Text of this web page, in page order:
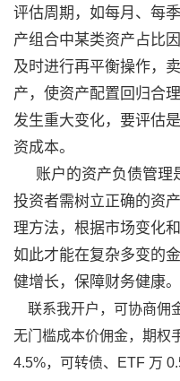
评估周期，如每月、每
产组合中某类资产占比
及时进行再平衡操作，
产，使资产配置回归合
发生重大变化，要评估
资成本。
账户的资产负债管理
投资者需树立正确的资
理方法，根据市场变化
如此才能在复杂多变的
健增长，保障财务健康。
联系我开户，可协商佣
无门槛成本价佣金，期权
4.5%，可转债、ETF 万